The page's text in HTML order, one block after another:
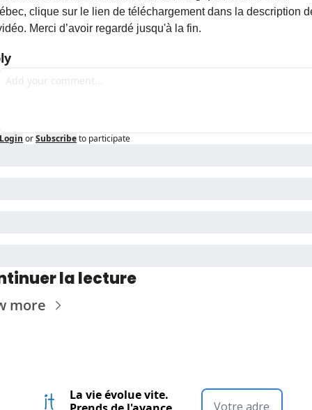
clique sur le lien de téléchargement dans la description
Merci d’avoir regardé jusqu'à la fin.
Login orSubscribeto participate
la lecture
more
La vie évolue vite.